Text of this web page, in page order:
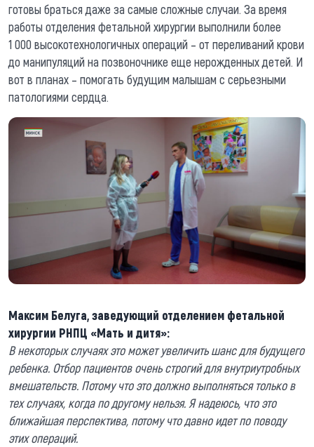
готовы браться даже за самые сложные случаи. За время
работы отделения фетальной хирургии выполнили более
1 000 высокотехнологичных операций – от переливаний крови
до манипуляций на позвоночнике еще нерожденных детей. И
вот в планах – помогать будущим малышам с серьезными
патологиями сердца.
Максим Белуга, заведующий отделением фетальной
хирургии РНПЦ «Мать и дитя»:
В некоторых случаях это может увеличить шанс для будущего
ребенка. Отбор пациентов очень строгий для внутриутробных
вмешательств. Потому что это должно выполняться только в
тех случаях, когда по другому нельзя. Я надеюсь, что это
ближайшая перспектива, потому что давно идет по поводу
этих операций.